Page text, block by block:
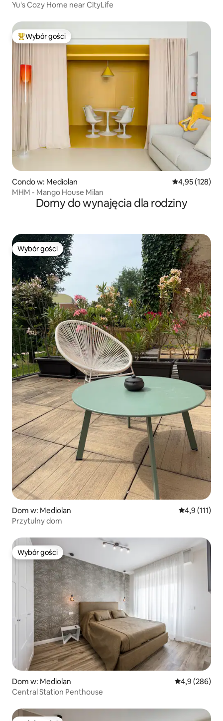
Yu's Cozy Home near CityLife
Najpopularniejsze z kategorii Wybór gości
Wybór gości
Condo w: Mediolan Średnia
4,95 (128)
MHM - Mango House Milan
Domy do wynajęcia dla rodziny
Wybór gości
Wybór gości
Dom w: Mediolan Średnia
4,9 (111)
Przytulny dom
Wybór gości
Wybór gości
Dom w: Mediolan Średnia
4,9 (286)
Central Station Penthouse